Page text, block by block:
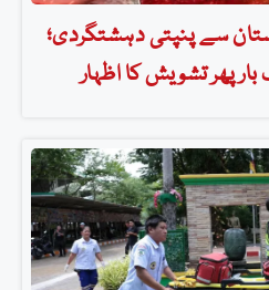
سے پنپتی دہشتگردی؛
پھر تشویش کا اظہار